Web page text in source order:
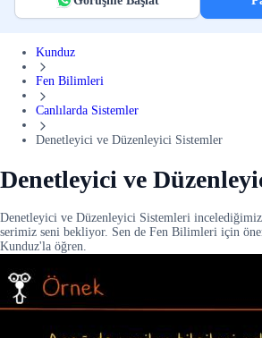
Kunduz
Fen Bilimleri
Canlılarda Sistemler
Denetleyici ve Düzenleyici Sistemler
Denetleyici ve
Denetleyici ve Düzenleyici Sistemleri incelediğimiz
serimiz seni bekliyor. Sen de Fen Bilimleri için
Kunduz'la öğren.